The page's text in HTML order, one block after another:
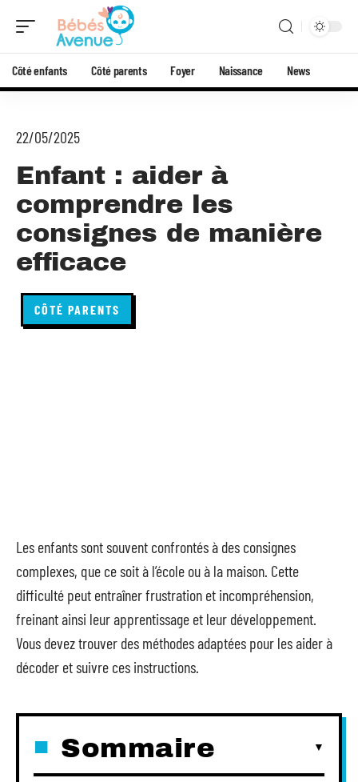
Côté enfants Côté parents Foyer Naissance News
22/05/2025
Enfant : aider à
comprendre les
consignes de manière
efficace
CÔTÉ PARENTS
Les enfants sont souvent confrontés à des consignes
complexes, que ce soit à l’école ou à la maison. Cette
difficulté peut entraîner frustration et incompréhension,
freinant ainsi leur apprentissage et leur développement.
Vous devez trouver des méthodes adaptées pour les aider à
décoder et suivre ces instructions.
Sommaire